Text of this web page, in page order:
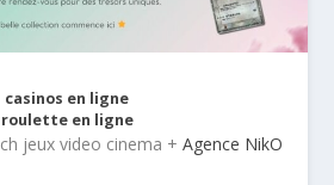
casinos en ligne
roulette en ligne
jeux video cinema + Agence NikO